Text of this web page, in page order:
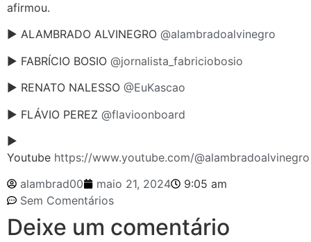
afirmou.
► ALAMBRADO ALVINEGRO @alambradoalvinegro
► FABRÍCIO BOSIO @jornalista_fabriciobosio
► RENATO NALESSO @EuKascao
► FLÁVIO PEREZ @flavioonboard
►
Youtube https://www.youtube.com/@alambradoalvinegro
alambrad00
maio 21, 2024
9:05 am
Sem Comentários
Deixe um comentário